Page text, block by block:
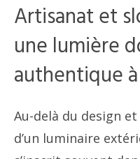
Artisanat et
une lumière
authentique
Au-delà du design
d’un luminaire